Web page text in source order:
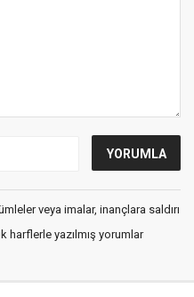
veya imalar, inançlara saldırı
harflerle yazılmış yorumlar